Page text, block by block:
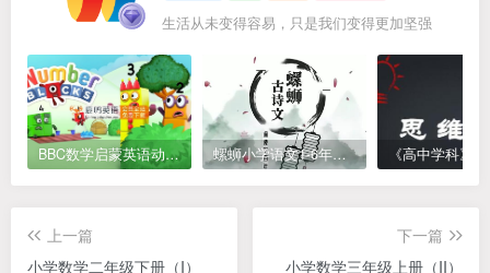
生活从未变得容易，只是我们变得更加坚强
BBC数学启蒙英语动画Numberblocks数字积木，全七季共161集，1080P高清视频带英文字幕 螺蛳小学语文1-6年级《小学古诗文》课程视频
上一篇
小学数学二年级下册（I）
下一篇
小学数学三年级上册（II）